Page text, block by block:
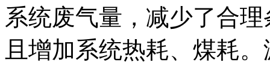
系统废气量，减少了合
且增加系统热耗、煤耗